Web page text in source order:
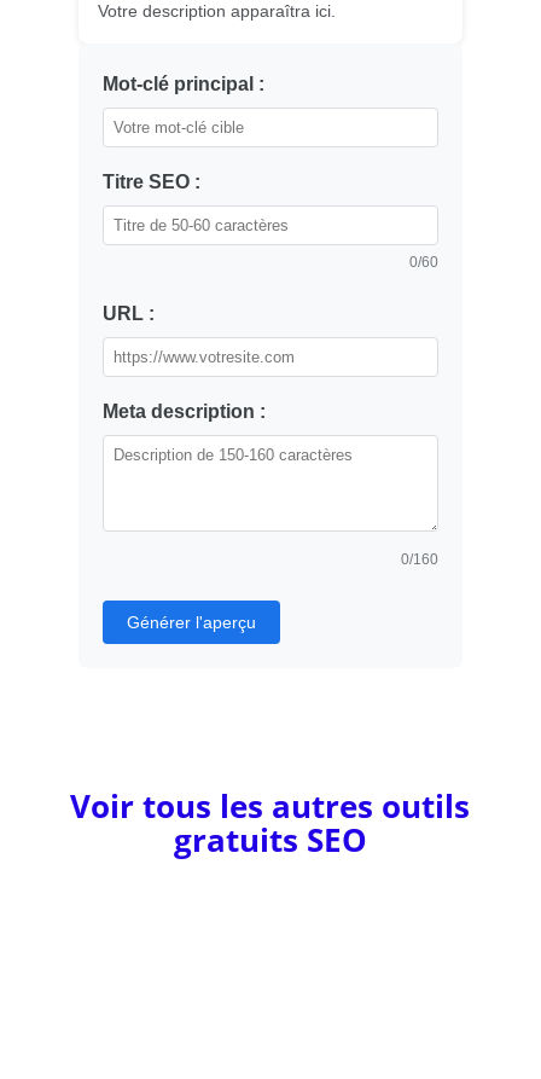
Votre description apparaîtra ici.
Mot-clé principal :
Titre SEO :
0/60
URL :
Meta description :
0/160
Générer l'aperçu
Voir tous les autres outils
gratuits SEO